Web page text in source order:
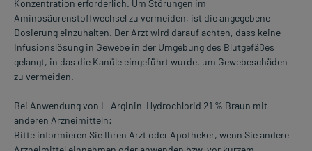
Konzentration erforderlich. Um Störungen im
Aminosäurenstoffwechsel zu vermeiden, ist die angegebene
Dosierung einzuhalten. Der Arzt wird darauf achten, dass keine
Infusionslösung in Gewebe in der Umgebung des Blutgefäßes
gelangt, in das die Kanüle eingeführt wurde, um Gewebeschäden
zu vermeiden.
Bei Anwendung von L-Arginin-Hydrochlorid 21 % Braun mit
anderen Arzneimitteln:
Bitte informieren Sie Ihren Arzt oder Apotheker, wenn Sie andere